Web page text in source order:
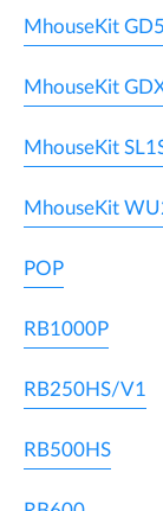
MhouseKit GD5
MhouseKit
MhouseKit
MhouseKit
POP
RB1000P
RB250HS/V1
RB500HS